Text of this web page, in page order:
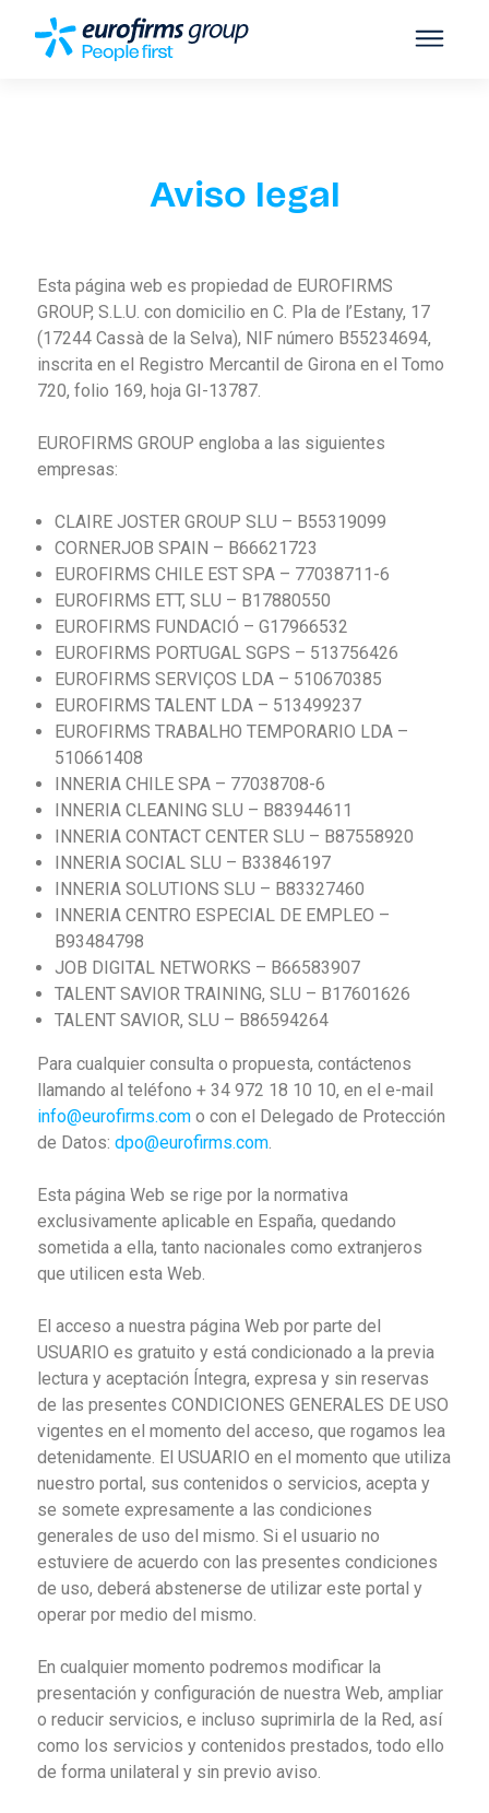
Aviso legal
Esta página web es propiedad de EUROFIRMS
GROUP, S.L.U. con domicilio en C. Pla de l’Estany, 17
(17244 Cassà de la Selva), NIF número B55234694,
inscrita en el Registro Mercantil de Girona en el Tomo
720, folio 169, hoja GI-13787.
EUROFIRMS GROUP engloba a las siguientes
empresas:
CLAIRE JOSTER GROUP SLU – B55319099
CORNERJOB SPAIN – B66621723
EUROFIRMS CHILE EST SPA – 77038711-6
EUROFIRMS ETT, SLU – B17880550
EUROFIRMS FUNDACIÓ – G17966532
EUROFIRMS PORTUGAL SGPS – 513756426
EUROFIRMS SERVIÇOS LDA – 510670385
EUROFIRMS TALENT LDA – 513499237
EUROFIRMS TRABALHO TEMPORARIO LDA –
510661408
INNERIA CHILE SPA – 77038708-6
INNERIA CLEANING SLU – B83944611
INNERIA CONTACT CENTER SLU – B87558920
INNERIA SOCIAL SLU – B33846197
INNERIA SOLUTIONS SLU – B83327460
INNERIA CENTRO ESPECIAL DE EMPLEO –
B93484798
JOB DIGITAL NETWORKS – B66583907
TALENT SAVIOR TRAINING, SLU – B17601626
TALENT SAVIOR, SLU – B86594264
Para cualquier consulta o propuesta, contáctenos
llamando al teléfono + 34 972 18 10 10, en el e-mail
info@eurofirms.com o con el Delegado de Protección
de Datos: dpo@eurofirms.com.
Esta página Web se rige por la normativa
exclusivamente aplicable en España, quedando
sometida a ella, tanto nacionales como extranjeros
que utilicen esta Web.
El acceso a nuestra página Web por parte del
USUARIO es gratuito y está condicionado a la previa
lectura y aceptación Íntegra, expresa y sin reservas
de las presentes CONDICIONES GENERALES DE USO
vigentes en el momento del acceso, que rogamos lea
detenidamente. El USUARIO en el momento que utiliza
nuestro portal, sus contenidos o servicios, acepta y
se somete expresamente a las condiciones
generales de uso del mismo. Si el usuario no
estuviere de acuerdo con las presentes condiciones
de uso, deberá abstenerse de utilizar este portal y
operar por medio del mismo.
En cualquier momento podremos modificar la
presentación y configuración de nuestra Web, ampliar
o reducir servicios, e incluso suprimirla de la Red, así
como los servicios y contenidos prestados, todo ello
de forma unilateral y sin previo aviso.